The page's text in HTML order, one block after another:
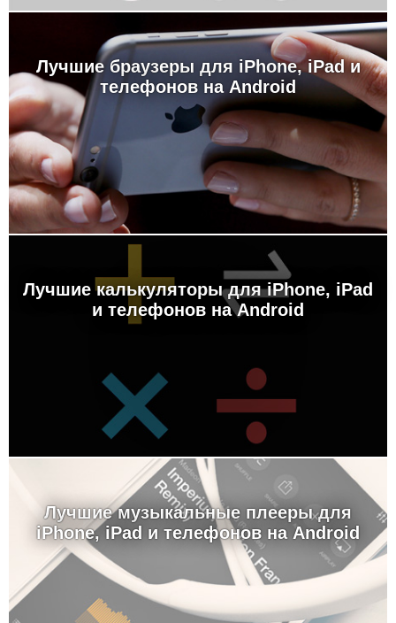
Лучшие браузеры для iPhone, iPad и
телефонов на Android
Лучшие калькуляторы для iPhone, iPad
и телефонов на Android
Лучшие музыкальные плееры для
iPhone, iPad и телефонов на Android